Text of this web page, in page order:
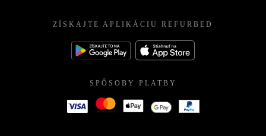
ZÍSKAJTE APLIKÁCIU REFURBED
SPÔSOBY PLATBY